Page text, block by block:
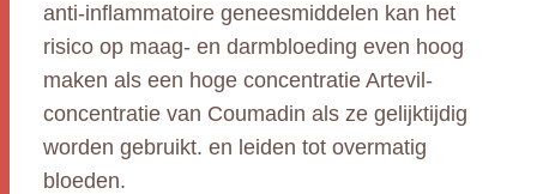
anti-inflammatoire geneesmiddelen kan het
risico op maag- en darmbloeding even hoog
maken als een hoge concentratie Artevil-
concentratie van Coumadin als ze gelijktijdig
worden gebruikt. en leiden tot overmatig
bloeden.